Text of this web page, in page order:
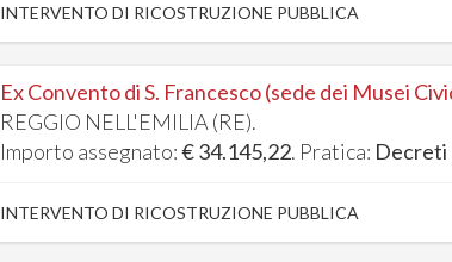
INTERVENTO DI RICOSTRUZIONE PUBBLICA
Ex Convento di S. Francesco (sede dei Musei
REGGIO NELL'EMILIA (RE).
Importo assegnato:€ 34.145,22. Pratica: Decreti
INTERVENTO DI RICOSTRUZIONE PUBBLICA